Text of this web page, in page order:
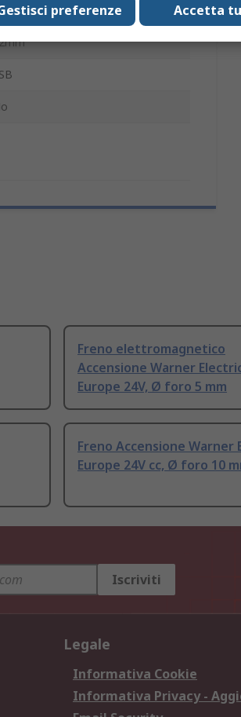
a flangia
Freno elettromagnetico
Accensione Warner
Europe 24V, Ø foro 5 mm
Freno Accensione Warner
Europe 24V cc, Ø foro 10
Iscriviti
Legale
Informativa Cookie
Informativa Privacy -
Accetta
preferenze